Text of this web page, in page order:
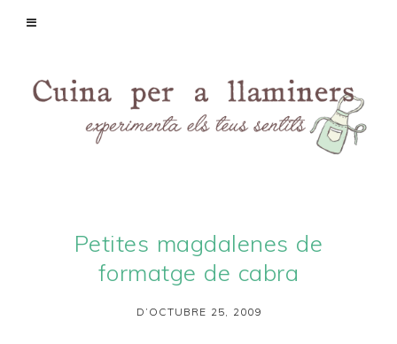
Petites magdalenes de
formatge de cabra
D’OCTUBRE 25, 2009